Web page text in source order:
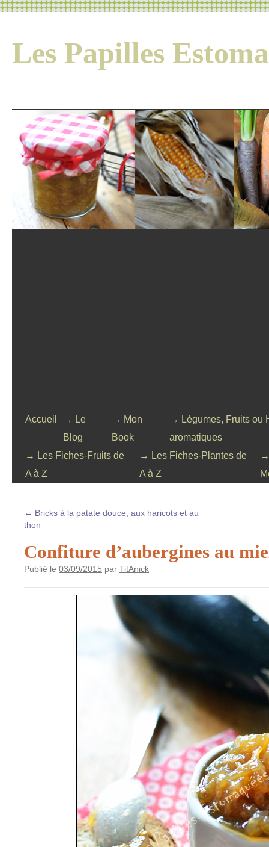
Les Papilles
Accueil
→ Le
Blog
→ Mon
Book
→ Légumes, Fruits ou
aromatiques
→ Les Fiches-Fruits de
A à Z
→ Les Fiches-Plantes de
A à Z
→
← Bricks à la patate douce, aux haricots et au
thon
Confiture d’aubergines au
Publié le 03/09/2015 par TitAnick